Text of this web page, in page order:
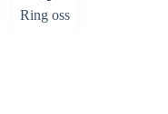
Ring oss